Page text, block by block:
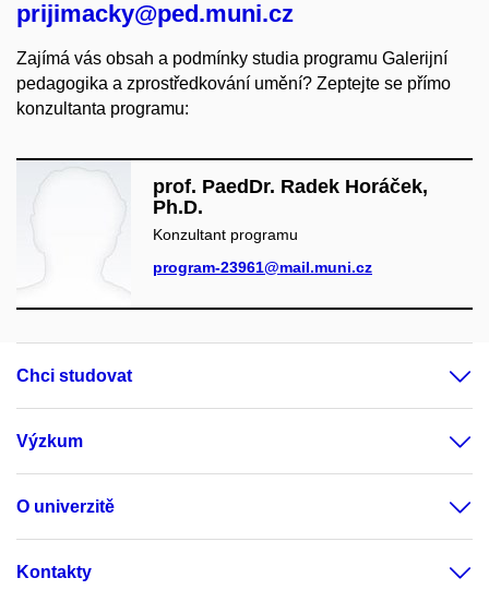
prijimacky@ped.muni.cz
Zajímá vás obsah a podmínky studia programu Galerijní
pedagogika a zprostředkování umění? Zeptejte se přímo
konzultanta programu:
prof. PaedDr. Radek Horáček,
Ph.D.
Konzultant programu
program-23961@mail.muni.cz
Chci studovat
Výzkum
O univerzitě
Kontakty